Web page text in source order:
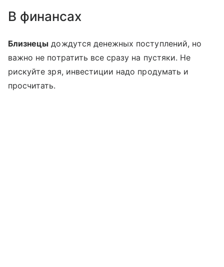
В финансах
Близнецы дождутся денежных поступлений, но
важно не потратить все сразу на пустяки. Не
рискуйте зря, инвестиции надо продумать и
просчитать.